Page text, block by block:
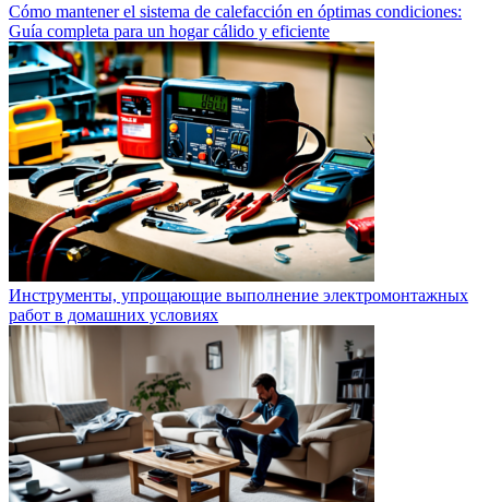
Cómo mantener el sistema de calefacción en óptimas condiciones:
Guía completa para un hogar cálido y eficiente
Инструменты, упрощающие выполнение электромонтажных
работ в домашних условиях